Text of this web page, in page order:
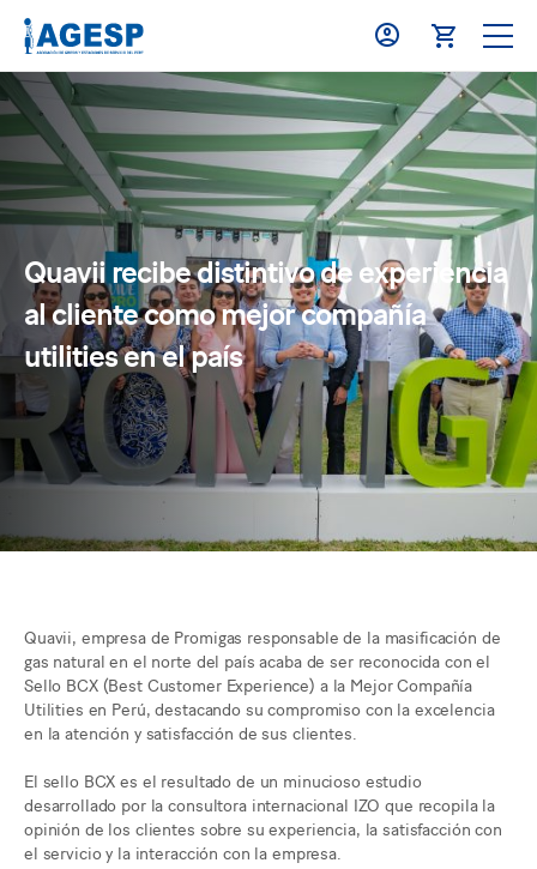
Quavii recibe distintivo de experiencia
al cliente como mejor compañía
utilities en el país
Quavii, empresa de Promigas responsable de la masificación de
gas natural en el norte del país acaba de ser reconocida con el
Sello BCX (Best Customer Experience) a la Mejor Compañía
Utilities en Perú, destacando su compromiso con la excelencia
en la atención y satisfacción de sus clientes.
El sello BCX es el resultado de un minucioso estudio
desarrollado por la consultora internacional IZO que recopila la
opinión de los clientes sobre su experiencia, la satisfacción con
el servicio y la interacción con la empresa.